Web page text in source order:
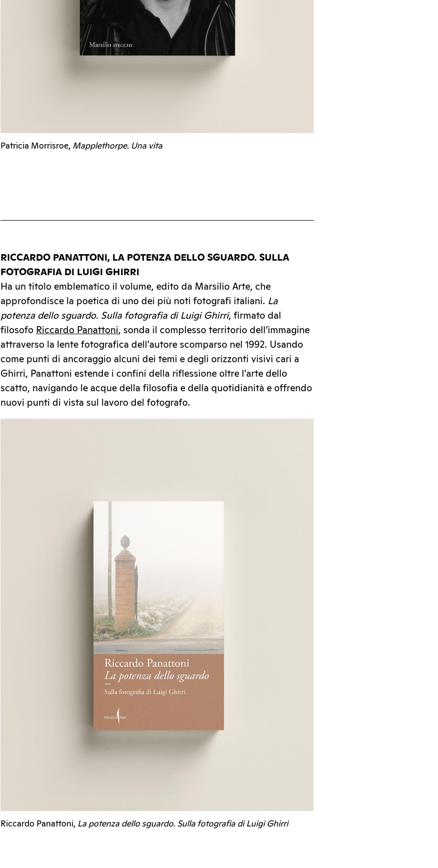
Patricia Morrisroe, Mapplethorpe. Una vita
RICCARDO PANATTONI, LA POTENZA DELLO SGUARDO. SULLA
FOTOGRAFIA DI LUIGI GHIRRI
Ha un titolo emblematico il volume, edito da Marsilio Arte, che
approfondisce la poetica di uno dei più noti fotografi italiani. La
potenza dello sguardo. Sulla fotografia di Luigi Ghirri, firmato dal
filosofo Riccardo Panattoni, sonda il complesso territorio dell’immagine
attraverso la lente fotografica dell’autore scomparso nel 1992. Usando
come punti di ancoraggio alcuni dei temi e degli orizzonti visivi cari a
Ghirri, Panattoni estende i confini della riflessione oltre l’arte dello
scatto, navigando le acque della filosofia e della quotidianità e offrendo
nuovi punti di vista sul lavoro del fotografo.
Riccardo Panattoni, La potenza dello sguardo. Sulla fotografia di Luigi Ghirri